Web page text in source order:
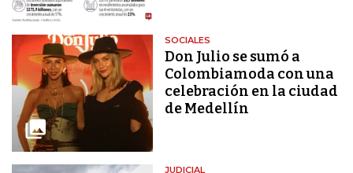
SOCIALES
Don Julio se sumó a
Colombiamoda con una
celebración en la ciudad
de Medellín
JUDICIAL